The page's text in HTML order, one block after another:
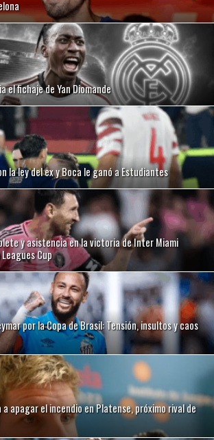
el fichaje de Yan Diomande
la ley del ex y Boca le ganó a Estudiantes
y asistencia en la victoria de Inter Miami
Cup
por la Copa de Brasil: Tensión, insultos y caos
apagar el incendio en Platense, próximo rival de